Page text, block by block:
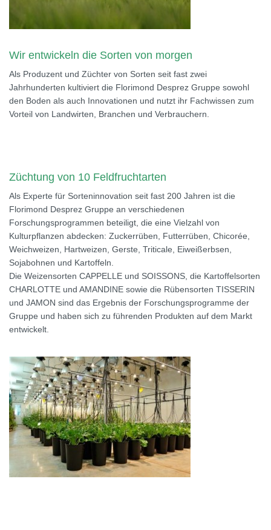
Wir entwickeln die Sorten von morgen
Als Produzent und Züchter von Sorten seit fast zwei
Jahrhunderten kultiviert die Florimond Desprez Gruppe sowohl
den Boden als auch Innovationen und nutzt ihr Fachwissen zum
Vorteil von Landwirten, Branchen und Verbrauchern.
Züchtung von 10 Feldfruchtarten
Als Experte für Sorteninnovation seit fast 200 Jahren ist die
Florimond Desprez Gruppe an verschiedenen
Forschungsprogrammen beteiligt, die eine Vielzahl von
Kulturpflanzen abdecken: Zuckerrüben, Futterrüben, Chicorée,
Weichweizen, Hartweizen, Gerste, Triticale, Eiweißerbsen,
Sojabohnen und Kartoffeln.
Die Weizensorten CAPPELLE und SOISSONS, die Kartoffelsorten
CHARLOTTE und AMANDINE sowie die Rübensorten TISSERIN
und JAMON sind das Ergebnis der Forschungsprogramme der
Gruppe und haben sich zu führenden Produkten auf dem Markt
entwickelt.